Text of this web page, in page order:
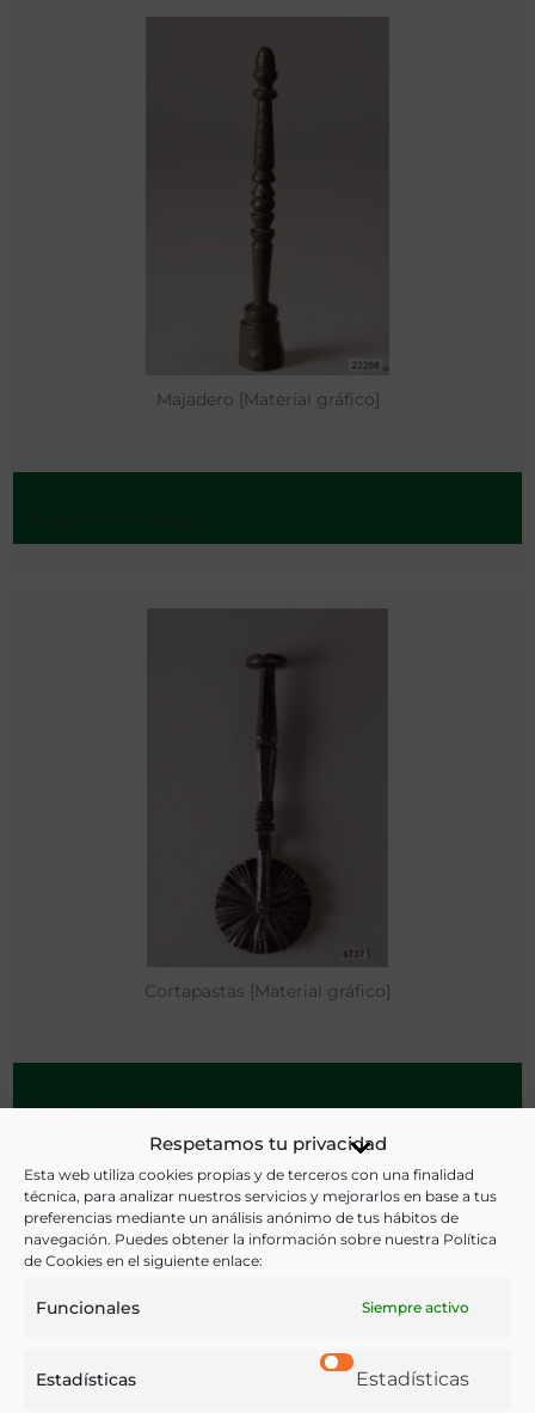
Respetamos tu privacidad
Esta web utiliza cookies propias y de terceros con una finalidad
técnica, para analizar nuestros servicios y mejorarlos en base a tus
preferencias mediante un análisis anónimo de tus hábitos de
navegación. Puedes obtener la información sobre nuestra Política
de Cookies en el siguiente enlace:
Funcionales Siempre activo
Estadísticas Estadísticas
Majadero [Material gráfico]
Cortapastas [Material gráfico]
Teruel - 1701=1800